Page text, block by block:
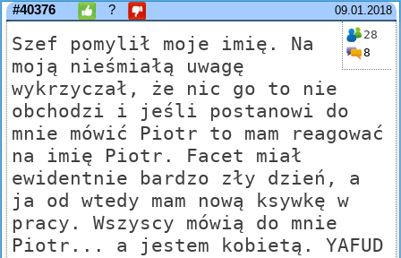
09.01.2018
#40376 ?
28
8
Szef pomylił moje imię. Na
moją nieśmiałą uwagę
wykrzyczał, że nic go to nie
obchodzi i jeśli postanowi do
mnie mówić Piotr to mam reagować
na imię Piotr. Facet miał
ewidentnie bardzo zły dzień, a
ja od wtedy mam nową ksywkę w
pracy. Wszyscy mówią do mnie
Piotr... a jestem kobietą. YAFUD